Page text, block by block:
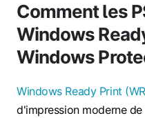
Comment les
Windows
Windows
Windows Ready Print
d'impression moderne